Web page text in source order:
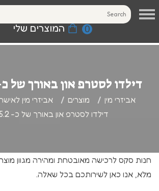
0 המוצרים שלי
דילדו לסטרפ און באורך של כ- 15.2
אביזרי מין מוצרים אביזרי מין
דילדו לסטרפ און באורך של כ- 15.2 ס"מ
חנות סקס לרכישה מאובטחת ומהירה מגוון
מלא, אנו כאן לשירותכם בכל שאלה.